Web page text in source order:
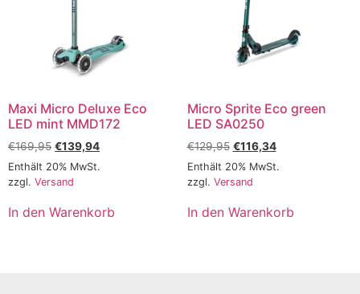
Maxi Micro Deluxe Eco
LED mint MMD172
€169,95 €139,94
Enthält 20% MwSt.
zzgl. Versand
In den Warenkorb
Micro Sprite Eco green
LED SA0250
€129,95 €116,34
Enthält 20% MwSt.
zzgl. Versand
In den Warenkorb